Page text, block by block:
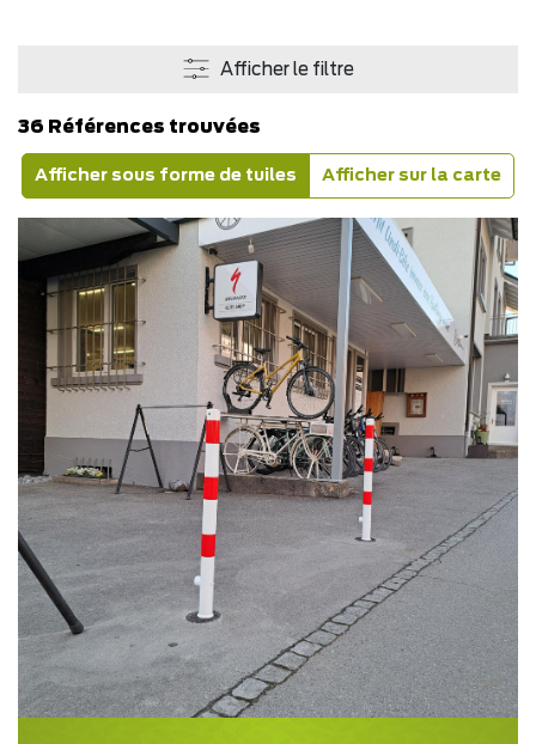
Afficher le filtre
36 Références trouvées
Afficher sous forme de tuiles Afficher sur la carte